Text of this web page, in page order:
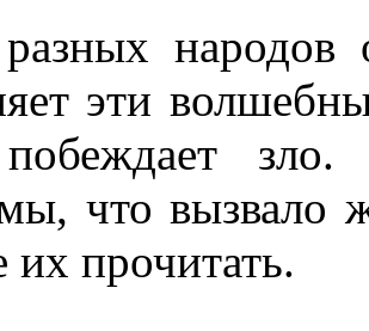
народов
эти
зло.
что вызвало
их прочитать.